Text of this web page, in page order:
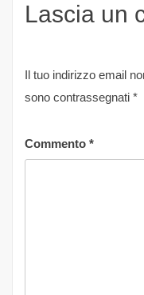
Lascia un
Il tuo indirizzo email
sono contrassegnati *
Commento *